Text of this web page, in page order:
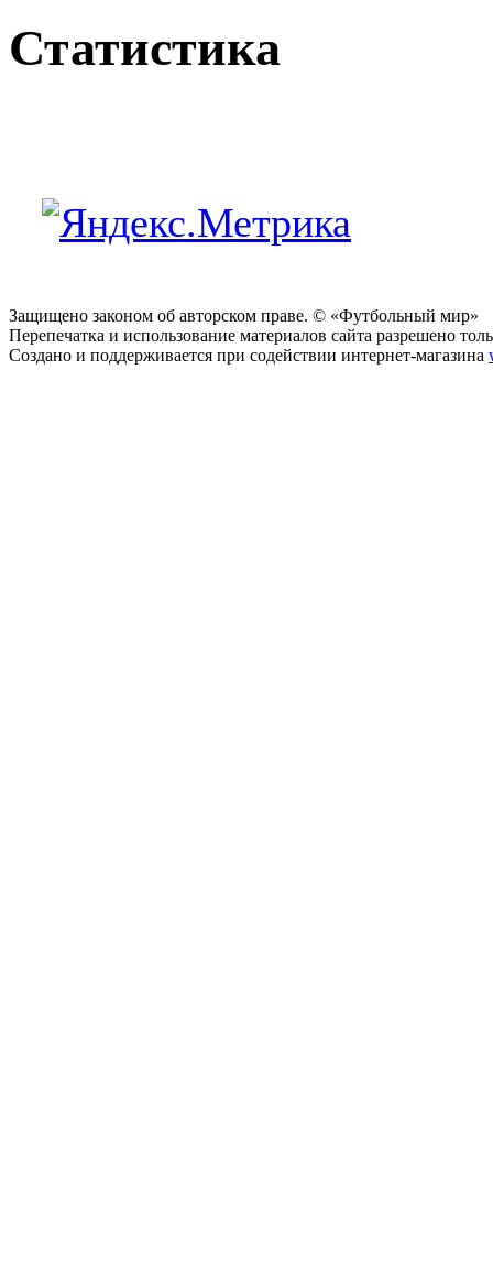
Статистика
Защищено законом об авторском праве. © «Футбольный мир»
Перепечатка и использование материалов сайта разрешено
Создано и поддерживается при содействии интернет-магазина